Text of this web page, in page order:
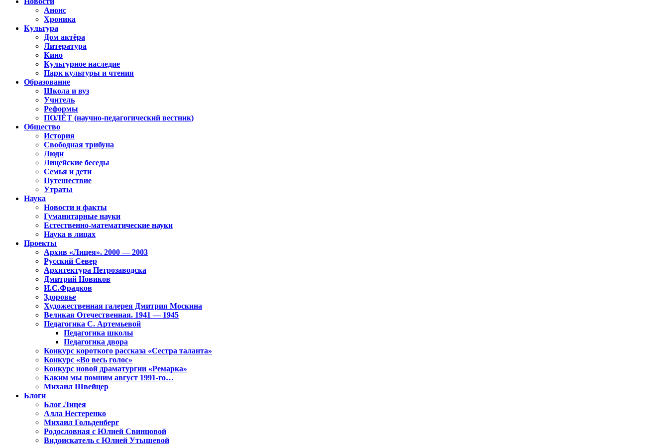
Анонс
Хроника
Культура
Дом актёра
Литература
Кино
Культурное наследие
Парк культуры и чтения
Образование
Школа и вуз
Учитель
Реформы
ПОЛЁТ (научно-педагогический вестник)
Общество
История
Свободная трибуна
Люди
Лицейские беседы
Семья и дети
Путешествие
Утраты
Наука
Новости и факты
Гуманитарные науки
Естественно-математические науки
Наука в лицах
Проекты
Архив «Лицея». 2000 — 2003
Русский Север
Архитектура Петрозаводска
Дмитрий Новиков
И.С.Фрадков
Здоровье
Художественная галерея Дмитрия Москина
Великая Отечественная. 1941 — 1945
Педагогика С. Артемьевой
Педагогика школы
Педагогика двора
Конкурс короткого рассказа «Сестра таланта»
Конкурс «Во весь голос»
Конкурс новой драматургии «Ремарка»
Каким мы помним август 1991-го…
Михаил Швейцер
Блоги
Блог Лицея
Алла Нестеренко
Михаил Гольденберг
Родословная с Юлией Свинцовой
Видоискатель с Юлией Утышевой